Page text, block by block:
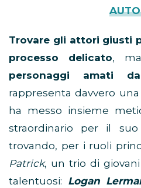
Trovare gli attori giusti
processo delicato, ma
personaggi amati
rappresenta davvero una
ha messo insieme
straordinario per il
trovando, per i ruoli
Patrick, un trio di
talentuosi: Logan